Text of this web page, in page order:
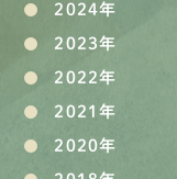
2024年
2023年
2022年
2021年
2020年